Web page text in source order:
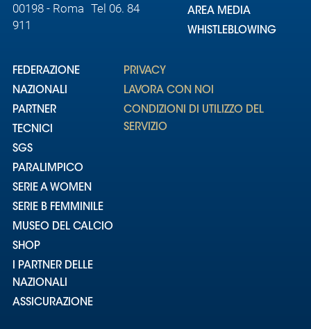
00198 - Roma Tel 06. 84
911
AREA MEDIA
WHISTLEBLOWING
FEDERAZIONE
NAZIONALI
PARTNER
TECNICI
SGS
PARALIMPICO
SERIE A WOMEN
SERIE B FEMMINILE
MUSEO DEL CALCIO
SHOP
I PARTNER DELLE
NAZIONALI
ASSICURAZIONE
PRIVACY
LAVORA CON NOI
CONDIZIONI DI UTILIZZO DEL
SERVIZIO